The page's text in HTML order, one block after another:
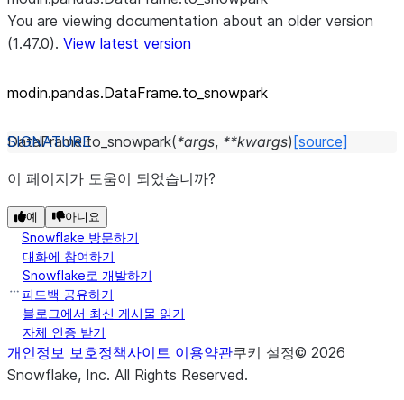
You are viewing documentation about an older version
(1.47.0). View latest version
modin.pandas.DataFrame.to_ snowpark
DataFrame.to_snowpark(*args, **kwargs) [source]
이 페이지가 도움이 되었습니까?
예 아니요
Snowflake 방문하기
대화에 참여하기
Snowflake로 개발하기
피드백 공유하기
블로그에서 최신 게시물 읽기
자체 인증 받기
개인정보 보호정책사이트 이용약관쿠키 설정© 2026
Snowflake, Inc. All Rights Reserved.